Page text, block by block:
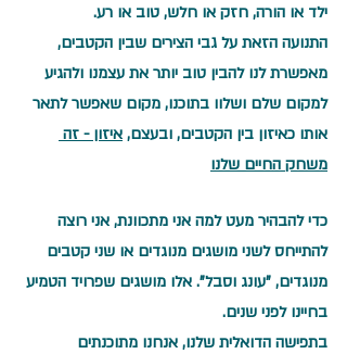
ילד או הורה, חזק או חלש, טוב או רע.
התנועה הזאת על גבי הצירים שבין הקטבים,
מאפשרת לנו להבין טוב יותר את עצמנו ולהגיע
למקום שלם ושלוו בתוכנו, מקום שאפשר לתאר
אותו כאיזון בין הקטבים, ובעצם, איזון - זה
משחק החיים שלנו
כדי להבהיר מעט למה אני מתכוונת, אני רוצה
להתייחס לשני מושגים מנוגדים או שני קטבים
מנוגדים, "עונג וסבל". אלו מושגים שפרויד הטמיע
בחיינו לפני שנים.
בתפישה הדואלית שלנו, אנחנו מתוכנתים